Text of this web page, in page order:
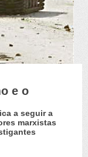
e o
a seguir a
marxistas